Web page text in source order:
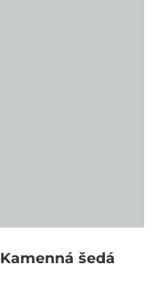
Kamenná šedá